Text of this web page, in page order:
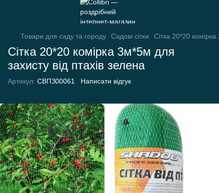
Товари для саду та городу Садові сітки Сітка 20*20
Сітка 20*20 комірка 3м*5м для
захисту від птахів зелена
Артикул: СВПЗ00061 Написати відгук